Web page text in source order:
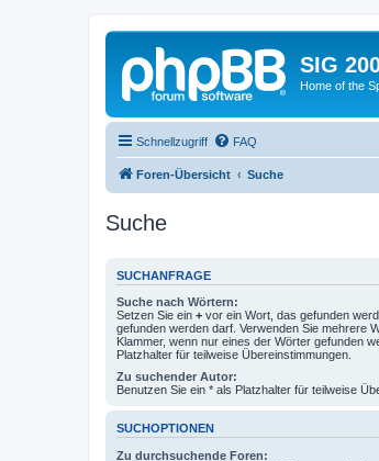
SIG
Home of the
Schnellzugriff FAQ
Foren-Übersicht Suche
Suche
SUCHANFRAGE
Suche nach Wörtern:
Setzen Sie ein + vor ein Wort, das gefunden
gefunden werden darf. Verwenden Sie mehrere
Klammer, wenn nur eines der Wörter gefunden
Platzhalter für teilweise Übereinstimmungen.
Zu suchender Autor:
Benutzen Sie ein * als Platzhalter für teilweise
SUCHOPTIONEN
Zu durchsuchende Foren: